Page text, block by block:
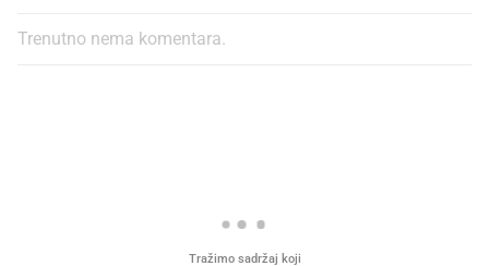
Trenutno nema komentara.